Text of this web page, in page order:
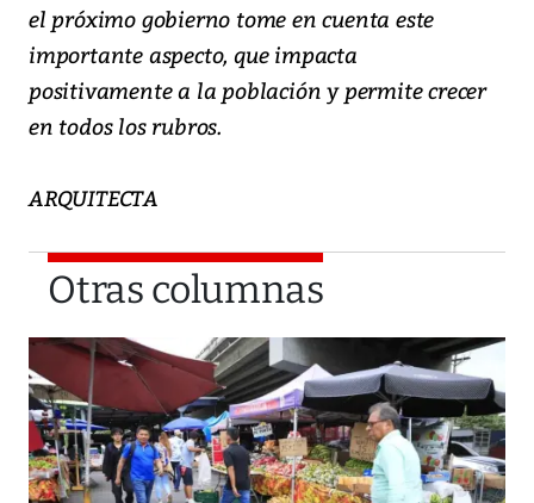
el próximo gobierno tome en cuenta este
importante aspecto, que impacta
positivamente a la población y permite crecer
en todos los rubros.
ARQUITECTA
Otras columnas